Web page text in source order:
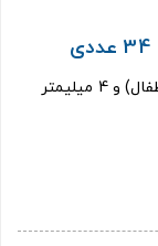
قابل انتخاب در سایزهای 2.5 میلیمتر (مناسب اطفال) و 4 میلیمتر